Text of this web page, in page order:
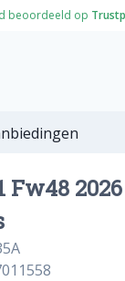
beoordeeld op